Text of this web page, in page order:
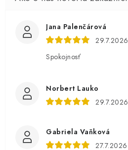
Jana Palenčárová
29.7.2026
Spokojnosť
Norbert Lauko
29.7.2026
Gabriela Vaňková
27.7.2026